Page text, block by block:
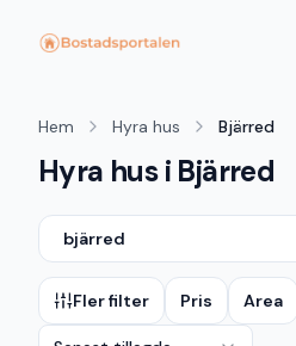
Hem Hyra hus Bjärred
Hyra hus i Bjärred
bjärred
Fler filter Pris Area